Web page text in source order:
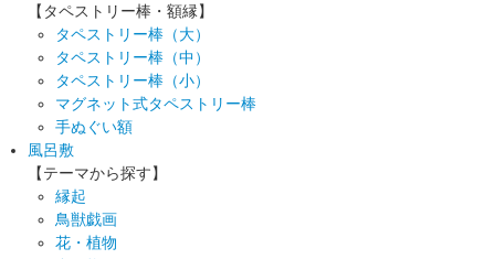
【タペストリー棒・額縁】
タペストリー棒（大）
タペストリー棒（中）
タペストリー棒（小）
マグネット式タペストリー棒
手ぬぐい額
風呂敷
【テーマから探す】
縁起
鳥獣戯画
花・植物